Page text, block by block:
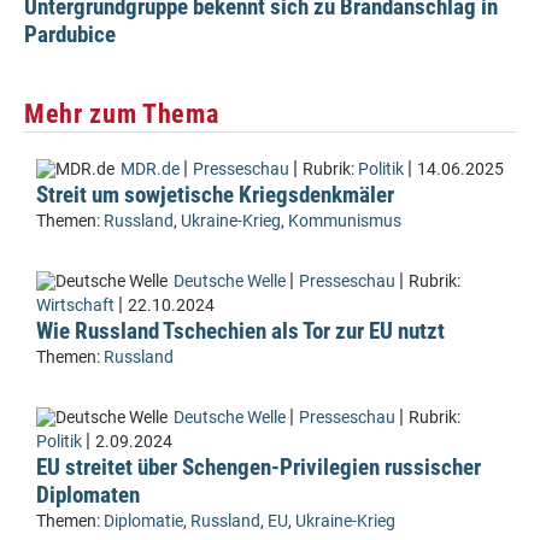
Untergrundgruppe bekennt sich zu Brandanschlag in
Pardubice
Mehr zum Thema
MDR.de | Presseschau | Rubrik: Politik | 14.06.2025
Streit um sowjetische Kriegsdenkmäler
Themen: Russland, Ukraine-Krieg, Kommunismus
Deutsche Welle | Presseschau | Rubrik:
Wirtschaft | 22.10.2024
Wie Russland Tschechien als Tor zur EU nutzt
Themen: Russland
Deutsche Welle | Presseschau | Rubrik:
Politik | 2.09.2024
EU streitet über Schengen-Privilegien russischer
Diplomaten
Themen: Diplomatie, Russland, EU, Ukraine-Krieg